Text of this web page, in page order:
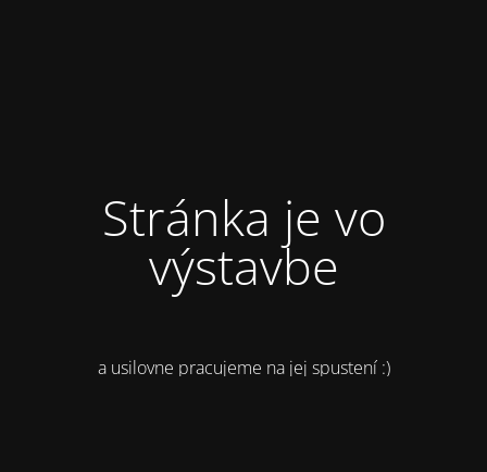
Stránka je vo
výstavbe
a usilovne pracujeme na jej spustení :)